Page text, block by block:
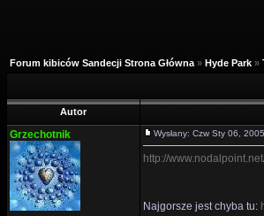
Forum kibiców Sandecji Strona Główna » Hyde Park »
Autor
Grzechotnik Wysłany: Czw Sty 06,
http://
Najgorsze jest chyba tu: